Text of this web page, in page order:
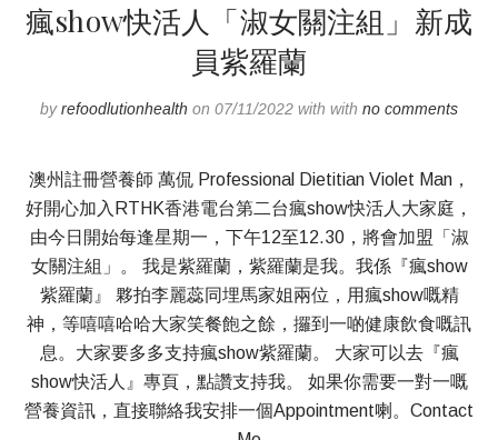
瘋show快活人「淑女關注組」新成
員紫羅蘭
byrefoodlutionhealth on 07/11/2022 with with no comments
澳州註冊營養師 萬侃 Professional Dietitian Violet Man，
好開心加入RTHK香港電台第二台瘋show快活人大家庭，
由今日開始每逢星期一，下午12至12.30，將會加盟「淑
女關注組」。 我是紫羅蘭，紫羅蘭是我。我係『瘋show
紫羅蘭』 夥拍李麗蕊同埋馬家姐兩位，用瘋show嘅精
神，等嘻嘻哈哈大家笑餐飽之餘，攞到一啲健康飲食嘅訊
息。大家要多多支持瘋show紫羅蘭。 大家可以去『瘋
show快活人』專頁，點讚支持我。 如果你需要一對一嘅
營養資訊，直接聯絡我安排一個Appointment喇。Contact